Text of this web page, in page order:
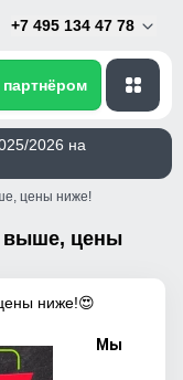
+7 495 134 47 78
партнёром
2026 на
цены ниже!
выше, цены
ниже!😍
Мы